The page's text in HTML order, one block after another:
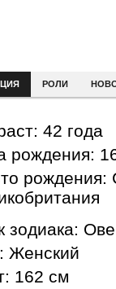
РОЛИ
42 года
рождения:
рождения:
зодиака:
Женский
162 см